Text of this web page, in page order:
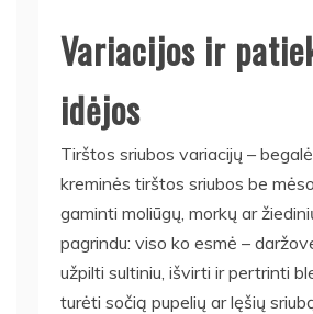
Variacijos ir
idėjos
Tirštos sriubos variacijų –
kreminės tirštos sriubos be
gaminti moliūgų, morkų ar
pagrindu: viso ko esmė –
užpilti sultiniu, išvirti ir pertrinti
turėti sočią pupelių ar lęšių